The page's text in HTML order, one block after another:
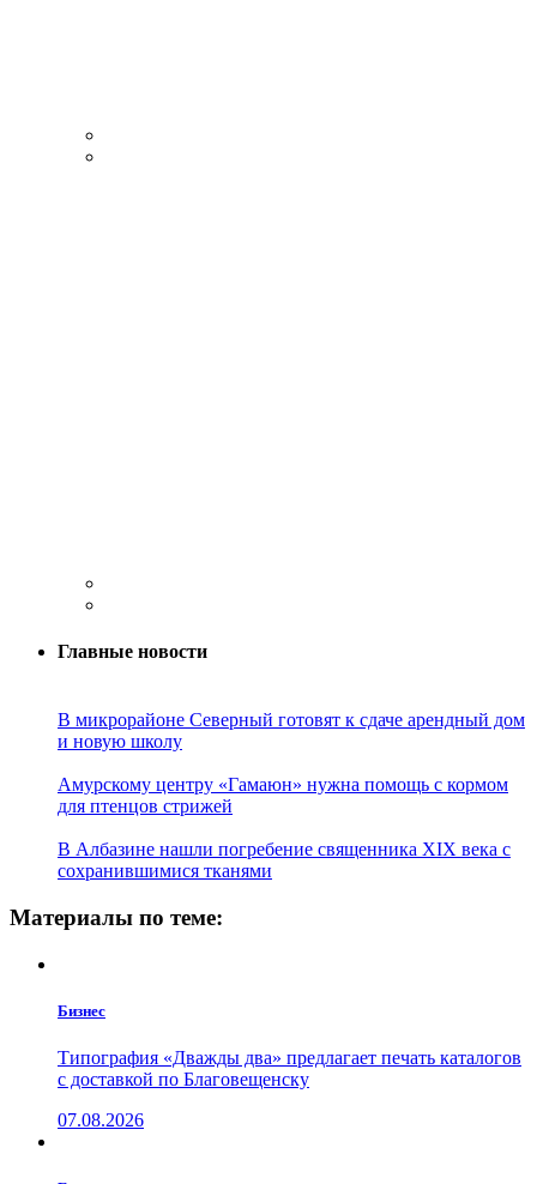
Главные новости
В микрорайоне Северный готовят к сдаче арендный дом
и новую школу
Амурскому центру «Гамаюн» нужна помощь с кормом
для птенцов стрижей
В Албазине нашли погребение священника XIX века с
сохранившимися тканями
Материалы по теме:
Бизнес
Типография «Дважды два» предлагает печать каталогов
с доставкой по Благовещенску
07.08.2026